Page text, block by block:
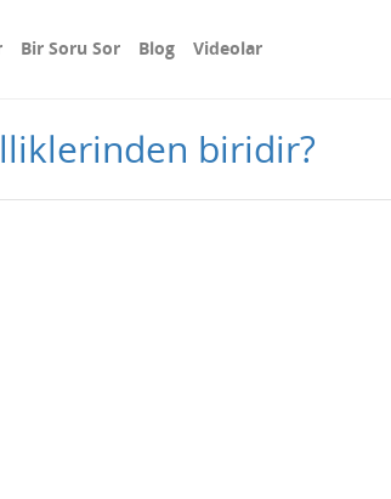
Bir Soru Sor Blog Videolar
biridir?